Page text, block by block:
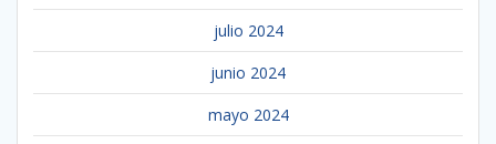
julio 2024
junio 2024
mayo 2024